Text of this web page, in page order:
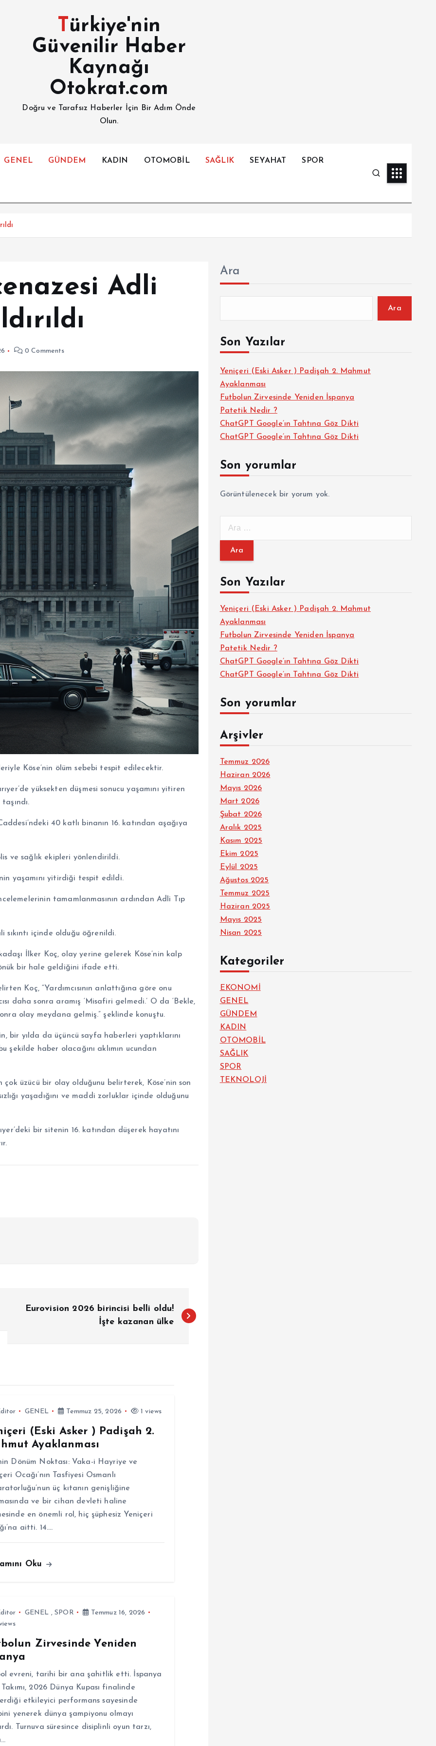
Türkiye'nin
Güvenilir Haber
Kaynağı
Otokrat.com
Doğru ve Tarafsız Haberler İçin Bir Adım Önde
Olun.
GENEL GÜNDEM KADIN OTOMOBİL SAĞLIK SEYAHAT SPOR
Adli
0 Comments
Köse’nin ölüm sebebi tespit edilecektir.
yüksekten düşmesi sonucu yaşamını yitiren
40 katlı binanın 16. katından aşağıya
ve sağlık ekipleri yönlendirildi.
yaşamını yitirdiği tespit edildi.
tamamlanmasının ardından Adli Tıp
sıkıntı içinde olduğu öğrenildi.
İlker Koç, olay yerine gelerek Köse’nin kalp
bir hale geldiğini ifade etti.
Koç, “Yardımcısının anlattığına göre onu
daha sonra aramış ‘Misafiri gelmedi.’ O da ‘Bekle,
olay meydana gelmiş.” şeklinde konuştu.
bir yılda da üçüncü sayfa haberleri yaptıklarını
şekilde haber olacağını aklımın ucundan
çok üzücü bir olay olduğunu belirterek, Köse’nin son
yaşadığını ve maddi zorluklar içinde olduğunu
bir sitenin 16. katından düşerek hayatını
Eurovision 2026 birincisi belli oldu!
İşte kazanan ülke
GENEL Temmuz 25, 2026 1 views
(Eski Asker ) Padişah 2.
Ayaklanması
Dönüm Noktası: Vaka-i Hayriye ve
Ocağı’nın Tasfiyesi Osmanlı
üç kıtanın genişliğine
ve bir cihan devleti haline
en önemli rol, hiç şüphesiz Yeniçeri
aitti. 14.…
Oku
GENEL ,SPOR
Temmuz 16, 2026
Zirvesinde Yeniden
evreni, tarihi bir ana şahitlik etti. İspanya
2026 Dünya Kupası finalinde
etkileyici performans sayesinde
yenerek dünya şampiyonu olmayı
Turnuva süresince disiplinli oyun tarzı,
Ara
Ara
Son Yazılar
Yeniçeri (Eski Asker ) Padişah 2. Mahmut
Ayaklanması
Futbolun Zirvesinde Yeniden İspanya
Patetik Nedir ?
ChatGPT Google’ın Tahtına Göz Dikti
ChatGPT Google’ın Tahtına Göz Dikti
Son yorumlar
Görüntülenecek bir yorum yok.
m
:Son Yazılar
Yeniçeri (Eski Asker ) Padişah 2. Mahmut
Ayaklanması
Futbolun Zirvesinde Yeniden İspanya
Patetik Nedir ?
ChatGPT Google’ın Tahtına Göz Dikti
ChatGPT Google’ın Tahtına Göz Dikti
Son yorumlar
Arşivler
Temmuz 2026
Haziran 2026
Mayıs 2026
Mart 2026
Şubat 2026
Aralık 2025
Kasım 2025
Ekim 2025
Eylül 2025
Ağustos 2025
Temmuz 2025
Haziran 2025
Mayıs 2025
Nisan 2025
Kategoriler
EKONOMİ
GENEL
GÜNDEM
KADIN
OTOMOBİL
SAĞLIK
SPOR
TEKNOLOJİ